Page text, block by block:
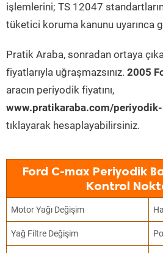
işlemlerini; TS 12047
tüketici koruma kanunu uyarınca
Pratik Araba, sonradan ortaya
fiyatlarıyla uğraşmazsınız. 2005
aracın periyodik fiyatını,
www.pratikaraba.com/
tıklayarak hesaplayabilirsiniz.
Ford C-max Periyodik
Kontrol
Motor Yağı Değişim
Yağ Filtre Değişim